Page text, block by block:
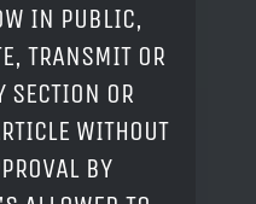
IN PUBLIC,
TRANSMIT OR
SECTION OR
WITHOUT
BY